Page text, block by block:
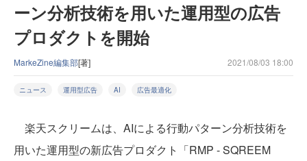
ーン分析技術を用いた運用型の広告
プロダクトを開始
MarkeZine編集部[著] 2021/08/03 18:00
ニュース 運用型広告 AI 広告最適化
楽天スクリームは、AIによる行動パターン分析技術を
用いた運用型の新広告プロダクト「RMP - SQREEM